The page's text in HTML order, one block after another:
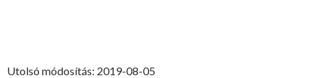
Utolsó módosítás: 2019-08-05